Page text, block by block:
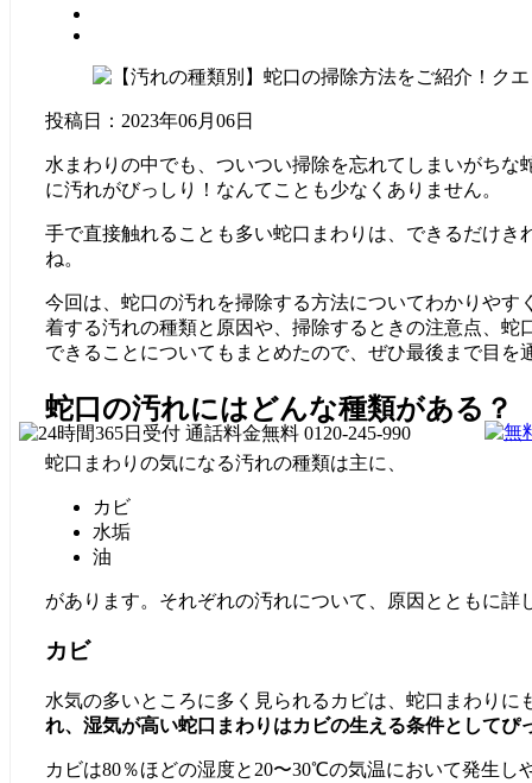
投稿日：2023年06月06日
水まわりの中でも、ついつい掃除を忘れてしまいがちな
に汚れがびっしり！なんてことも少なくありません。
手で直接触れることも多い蛇口まわりは、できるだけき
ね。
今回は、蛇口の汚れを掃除する方法についてわかりやす
着する汚れの種類と原因や、掃除するときの注意点、蛇
できることについてもまとめたので、ぜひ最後まで目を
蛇口の汚れにはどんな種類がある？
蛇口まわりの気になる汚れの種類は主に、
カビ
水垢
油
があります。それぞれの汚れについて、原因とともに詳
カビ
水気の多いところに多く見られるカビは、蛇口まわりに
れ、湿気が高い蛇口まわりはカビの生える条件としてぴ
カビは80％ほどの湿度と20〜30℃の気温において発生し